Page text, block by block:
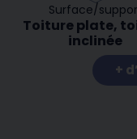
Surface/
Toiture plate,
inclinée
+